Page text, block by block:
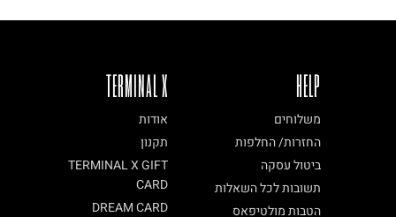
TERMINAL X
אודות
תקנון
TERMINAL X GIFT
CARD
DREAM CARD
HELP
משלוחים
החזרות/ החלפות
ביטול עסקה
תשובות לכל השאלות
הטבות מולטיפאס